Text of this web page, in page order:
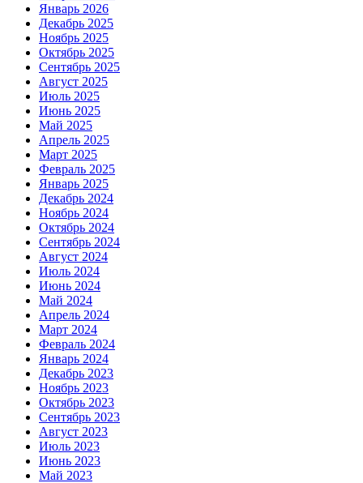
Январь 2026
Декабрь 2025
Ноябрь 2025
Октябрь 2025
Сентябрь 2025
Август 2025
Июль 2025
Июнь 2025
Май 2025
Апрель 2025
Март 2025
Февраль 2025
Январь 2025
Декабрь 2024
Ноябрь 2024
Октябрь 2024
Сентябрь 2024
Август 2024
Июль 2024
Июнь 2024
Май 2024
Апрель 2024
Март 2024
Февраль 2024
Январь 2024
Декабрь 2023
Ноябрь 2023
Октябрь 2023
Сентябрь 2023
Август 2023
Июль 2023
Июнь 2023
Май 2023